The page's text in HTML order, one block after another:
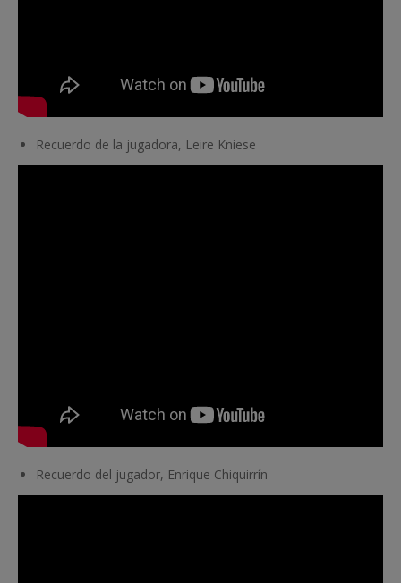
Recuerdo de la jugadora, Leire Kniese
Recuerdo del jugador, Enrique Chiquirrín